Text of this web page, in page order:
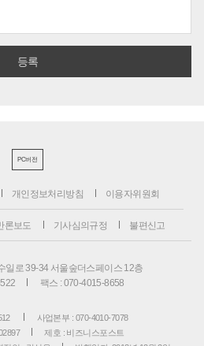
PC버전
개인정보처리방침 이용자위원회
론보도 기사심의규정 불편신고
일로 39-34 서울숲더스페이스 12층
팩스 : 070-4015-8658
사업본부 : 070-4010-7078
제호 : 비즈니스포스트